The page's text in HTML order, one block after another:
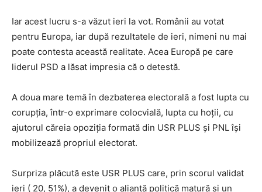
Iar acest lucru s-a văzut ieri la vot. Românii au votat
pentru Europa, iar după rezultatele de ieri, nimeni nu mai
poate contesta această realitate. Acea Europă pe care
liderul PSD a lăsat impresia că o detestă.
A doua mare temă în dezbaterea electorală a fost lupta cu
corupția, într-o exprimare colocvială, lupta cu hoții, cu
ajutorul căreia opoziția formată din USR PLUS și PNL își
mobilizează propriul electorat.
Surpriza plăcută este USR PLUS care, prin scorul validat
ieri ( 20, 51%), a devenit o alianță politică matură și un